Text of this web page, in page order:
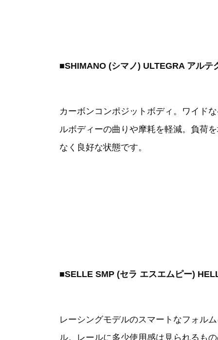
■SHIMANO (シマノ) ULTEGRA アル
カーボンコンポジットボディ。ワイド
ルボディーの曲りや摩耗を軽減。負荷
なく良好な状態です。
■SELLE SMP (セラ エスエムピー)
レーシングモデルのスマートなフォル
ル。レールに多少使用感は見られるも